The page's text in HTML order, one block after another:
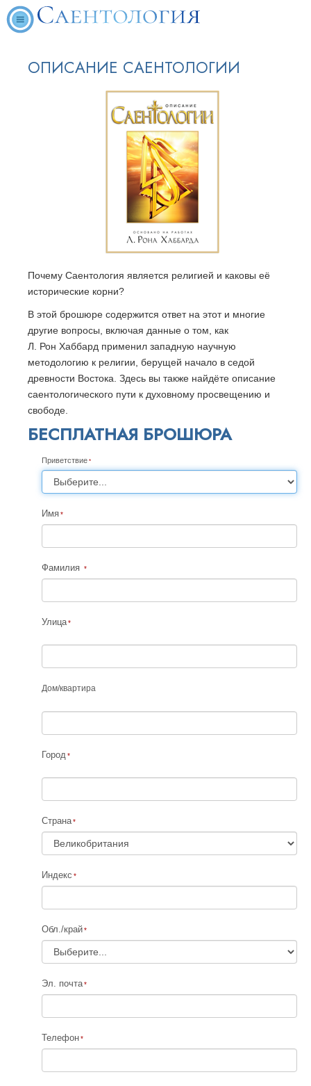
ОПИСАНИЕ САЕНТОЛОГИИ
Почему Саентология является религией и каковы её
исторические корни?
В этой брошюре содержится ответ на этот и многие
другие вопросы, включая данные о том, как
Л. Рон Хаббард применил западную научную
методологию к религии, берущей начало в седой
древности Востока. Здесь вы также найдёте описание
саентологического пути к духовному просвещению и
свободе.
БЕСПЛАТНАЯ БРОШЮРА
Приветствие
Имя
Фамилия
Улица
Дом/квартира
Город
Страна
Индекс
Обл./край
Эл. почта
Телефон